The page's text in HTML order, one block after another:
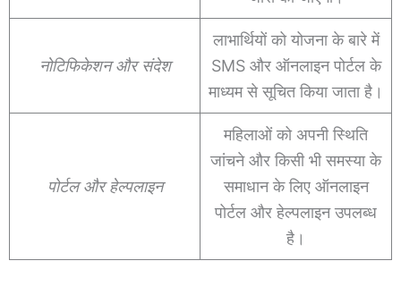
नोटिफिकेशन और संदेश
लाभार्थियों को योजना के बारे में
SMS और ऑनलाइन पोर्टल के
माध्यम से सूचित किया जाता है।
पोर्टल और हेल्पलाइन
महिलाओं को अपनी स्थिति
जांचने और किसी भी समस्या के
समाधान के लिए ऑनलाइन
पोर्टल और हेल्पलाइन उपलब्ध
है।